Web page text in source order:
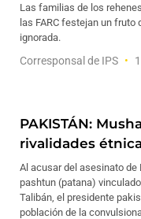
Las familias de los
las FARC festejan un
ignorada.
Corresponsal de IPS
PAKISTÁN:
rivalidades
Al acusar del asesinato de
pashtun (patana)
Talibán, el presidente
población de la